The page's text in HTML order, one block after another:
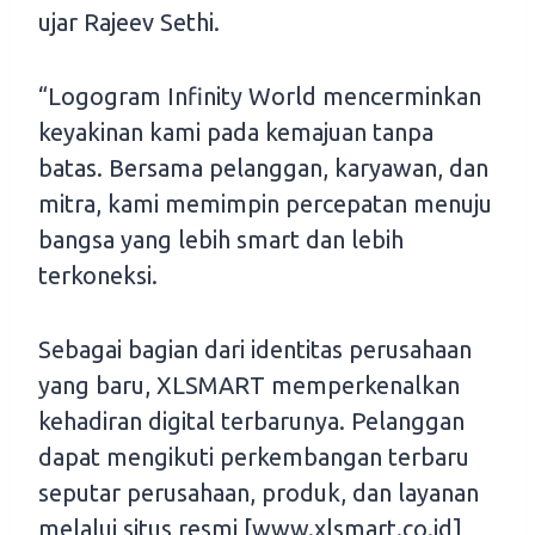
ujar Rajeev Sethi.
“Logogram Infinity World mencerminkan
keyakinan kami pada kemajuan tanpa
batas. Bersama pelanggan, karyawan, dan
mitra, kami memimpin percepatan menuju
bangsa yang lebih smart dan lebih
terkoneksi.
Sebagai bagian dari identitas perusahaan
yang baru, XLSMART memperkenalkan
kehadiran digital terbarunya. Pelanggan
dapat mengikuti perkembangan terbaru
seputar perusahaan, produk, dan layanan
melalui situs resmi [www.xlsmart.co.id],